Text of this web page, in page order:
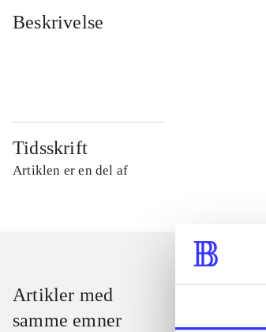
Beskrivelse
Tidsskrift
Artiklen er en del af
Artikler med
samme emner